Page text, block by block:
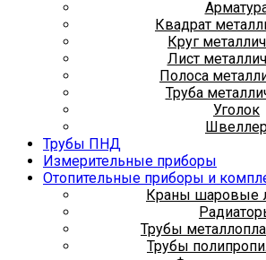
Квадрат
Круг
Лист
Полоса
Труба
Уголок
Трубы ПНД
Измерительные приборы
Отопительные приборы и
Краны шаровые
Трубы
Трубы